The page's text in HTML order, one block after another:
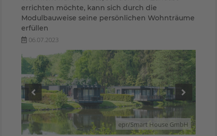
errichten möchte, kann sich durch die
Modulbauweise seine persönlichen Wohnträume
erfüllen
06.07.2023
epr/Smart House GmbH